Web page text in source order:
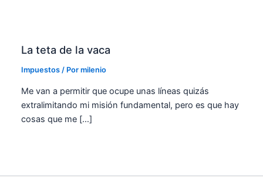
La teta de la vaca
Impuestos / Pormilenio
Me van a permitir que ocupe unas líneas quizás
extralimitando mi misión fundamental, pero es que hay
cosas que me […]